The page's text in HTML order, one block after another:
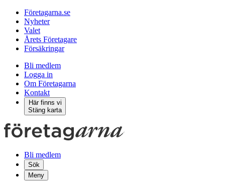
Företagarna.se
Nyheter
Valet
Årets Företagare
Försäkringar
Bli medlem
Logga in
Om Företagarna
Kontakt
Här finns vi
Stäng karta
Bli medlem
Sök
Meny